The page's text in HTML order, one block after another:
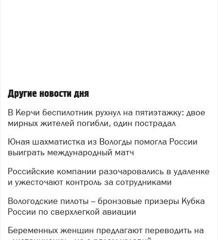
Другие новости дня
В Керчи беспилотник рухнул на пятиэтажку: двое
мирных жителей погибли, один пострадал
Юная шахматистка из Вологды помогла России
выиграть международный матч
Российские компании разочаровались в удаленке
и ужесточают контроль за сотрудниками
Вологодские пилоты – бронзовые призеры Кубка
России по сверхлегкой авиации
Беременных женщин предлагают переводить на